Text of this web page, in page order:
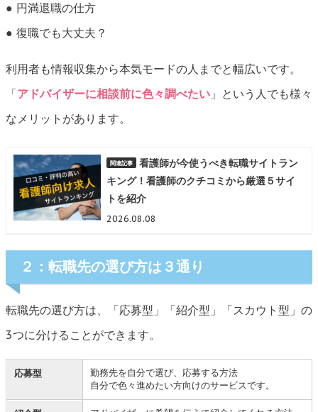
● 円満退職の仕方
● 復職でも大丈夫？
利用者も情報収集から本気モードの人までと幅広いです。
「アドバイザーに相談前に色々調べたい 」という人でも様々
なメリットがあります。
看護師が今使うべき転職サイトラン
キング！看護師のクチコミから厳選５サイ
トを紹介
2026.08.08
２：転職先の選び方は３通り
転職先の選び方は、「応募型」「紹介型」「スカウト型」の
3つに分けることができます。
応募型
勤務先を自分で選び、応募する方法
自分で色々進めたい方向けのサービスです。